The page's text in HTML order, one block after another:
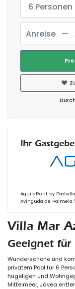
Villa Mar
Geeignet für
Wunderschöne und
privatem Pool für 6
hügeligen und
Mittelmeer, Jávea
6 Personen
Ihr
AguilaRent by
Avinguda de Palmela